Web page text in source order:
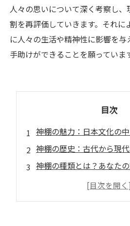
人々の思いについて深く考察し
割を再評価していきます。それに
に人々の生活や精神性に影響を与
手助けができることを願っていま
目次
神棚の魅力：日本文化の
神棚の歴史：古代から現
神棚の種類とは？あなた
正しい神棚の設置方法：
人々の思いを込めた神棚